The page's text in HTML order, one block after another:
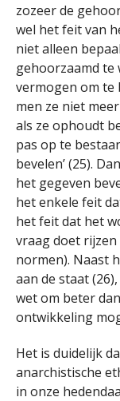
zozeer de
wel het feit van
niet alleen
gehoorzaamd te
vermogen om te
men ze niet
als ze ophoudt
pas op te
bevelen’ (25).
het gegeven
het enkele feit
het feit dat het
vraag doet
normen). Naast
aan de staat
wet om beter
ontwikkeling
Het is duidelijk
anarchistische
in onze